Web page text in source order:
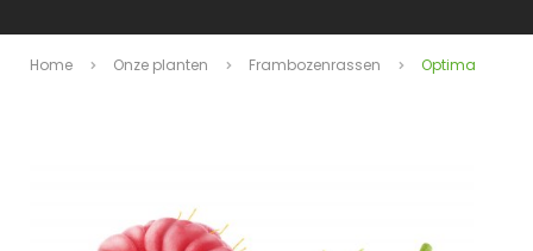
Home Onze planten Frambozenrassen Optima